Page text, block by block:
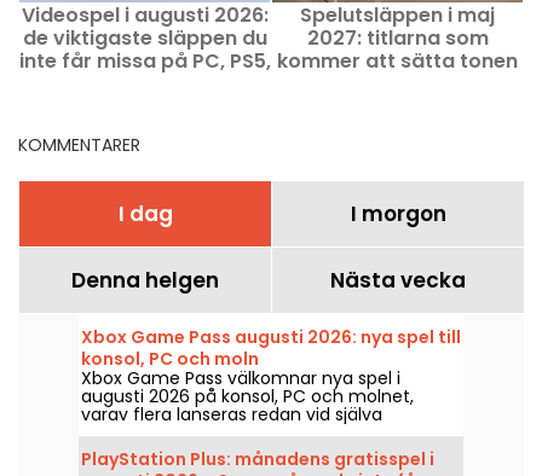
Videospel i augusti 2026:
de viktigaste släppen du
inte får missa på PC, PS5,
Spelutsläppen i maj
2027: titlarna som
kommer att sätta tonen
KOMMENTARER
I dag I morgon
Denna helgen Nästa vecka
Xbox Game Pass augusti 2026: nya spel till
konsol, PC och moln
Xbox Game Pass välkomnar nya spel i
augusti 2026 på konsol, PC och molnet,
varav flera lanseras redan vid själva
releasedatumet. Här är de viktigaste
tillskotten som Microsoft tillkännagav för
prenumeranterna av tjänsten.
PlayStation Plus: månadens gratisspel i